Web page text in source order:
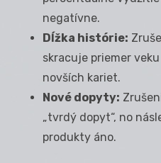
negatívne.
Dĺžka histórie:
skracuje priemer
novších kariet.
Nové dopyty:
„tvrdý dopyt“, no
produkty áno.